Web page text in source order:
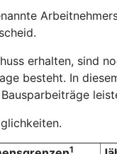
erhalten,
besteht. In
1